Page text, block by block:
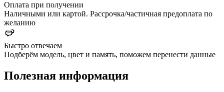
Оплата при получении
Наличными или картой. Рассрочка/частичная предоплата по
желанию
Быстро отвечаем
Подберём модель, цвет и память, поможем перенести данные
Полезная информация